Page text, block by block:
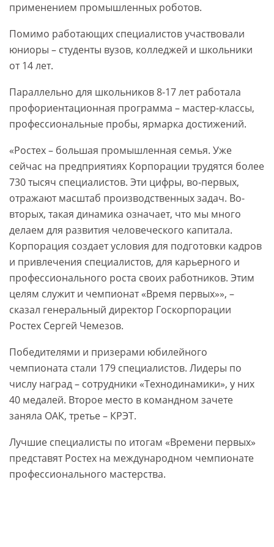
применением промышленных роботов.
Помимо работающих специалистов участвовали
юниоры – студенты вузов, колледжей и школьники
от 14 лет.
Параллельно для школьников 8-17 лет работала
профориентационная программа – мастер-классы,
профессиональные пробы, ярмарка достижений.
«Ростех – большая промышленная семья. Уже
сейчас на предприятиях Корпорации трудятся более
730 тысяч специалистов. Эти цифры, во-первых,
отражают масштаб производственных задач. Во-
вторых, такая динамика означает, что мы много
делаем для развития человеческого капитала.
Корпорация создает условия для подготовки кадров
и привлечения специалистов, для карьерного и
профессионального роста своих работников. Этим
целям служит и чемпионат «Время первых»», –
сказал генеральный директор Госкорпорации
Ростех Сергей Чемезов.
Победителями и призерами юбилейного
чемпионата стали 179 специалистов. Лидеры по
числу наград – сотрудники «Технодинамики», у них
40 медалей. Второе место в командном зачете
заняла ОАК, третье – КРЭТ.
Лучшие специалисты по итогам «Времени первых»
представят Ростех на международном чемпионате
профессионального мастерства.